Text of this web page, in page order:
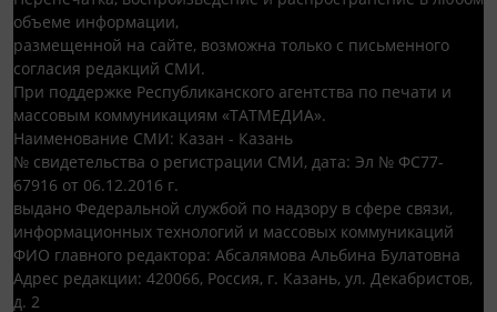
объеме информации,
размещенной на сайте, возможна только с письменного
согласия редакций СМИ.
При поддержке Республиканского агентства по печати и
массовым коммуникациям «ТАТМЕДИА».
Наименование СМИ: Казан - Казань
№ свидетельства о регистрации СМИ, дата: Эл № ФС77-
67916 от 06.12.2016 г.
выдано Федеральной службой по надзору в сфере связи,
информационных технологий и массовых коммуникаций
ФИО главного редактора: Абсалямова Альбина Булатовна
Адрес редакции: 420066, Россия, г. Казань, ул. Декабристов,
д. 2